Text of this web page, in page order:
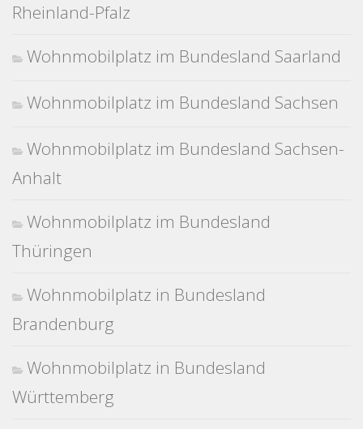
Rheinland-Pfalz
Wohnmobilplatz im Bundesland Saarland
Wohnmobilplatz im Bundesland Sachsen
Wohnmobilplatz im Bundesland Sachsen-
Anhalt
Wohnmobilplatz im Bundesland
Thüringen
Wohnmobilplatz in Bundesland
Brandenburg
Wohnmobilplatz in Bundesland
Württemberg